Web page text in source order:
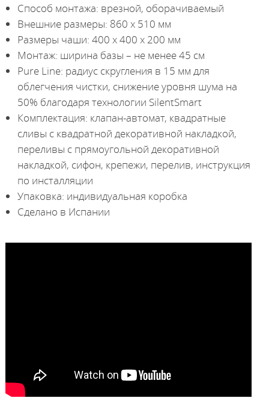
Способ монтажа: врезной, оборачиваемый
Внешние размеры: 860 x 510 мм
Размеры чаши: 400 х 400 х 200 мм
Монтаж: ширина базы – не менее 45 см
Pure Line: радиус скругления в 15 мм для
облегчения чистки, снижение уровня шума на
50% благодаря технологии SilentSmart
Комплектация: клапан-автомат, квадратные
сливы с квадратной декоративной накладкой,
переливы с прямоугольной декоративной
накладкой, сифон, крепежи, перелив, инструкция
по инсталляции
Упаковка: индивидуальная коробка
Сделано в Испании